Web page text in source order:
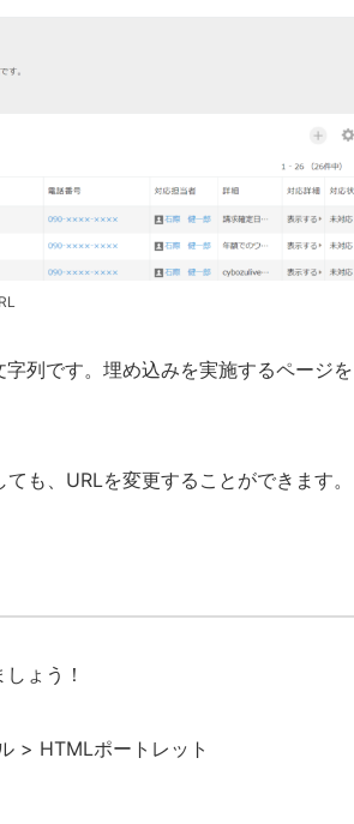
列です。埋め込みを実施するページを
も、URLを変更することができます。
ょう！
> HTMLポートレット